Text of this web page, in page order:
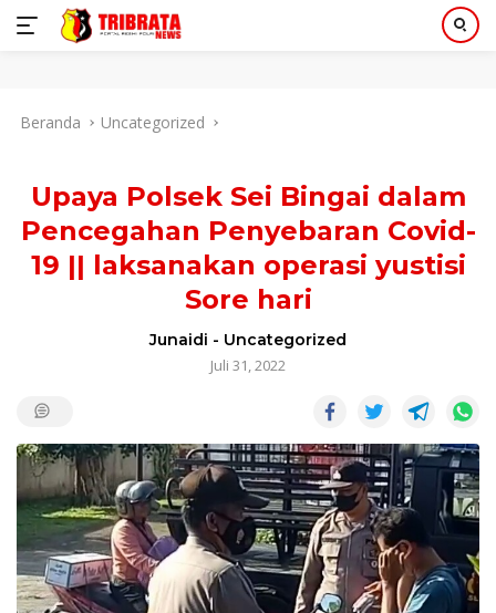
Beranda Uncategorized
Upaya Polsek Sei Bingai dalam
Pencegahan Penyebaran Covid-
19 || laksanakan operasi yustisi
Sore hari
Junaidi - Uncategorized
Juli 31, 2022